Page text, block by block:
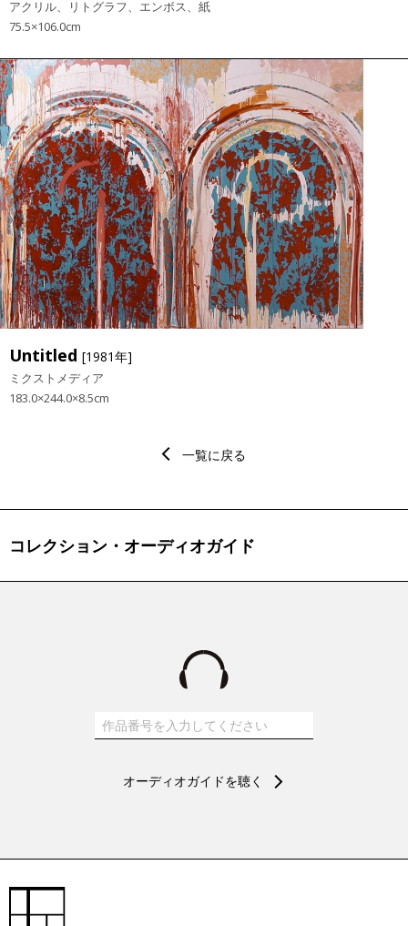
アクリル、リトグラフ、エンボス、紙
75.5×106.0cm
Untitled [1981年]
ミクストメディア
183.0×244.0×8.5cm
一覧に戻る
コレクション・オーディオガイド
オーディオガイドを聴く